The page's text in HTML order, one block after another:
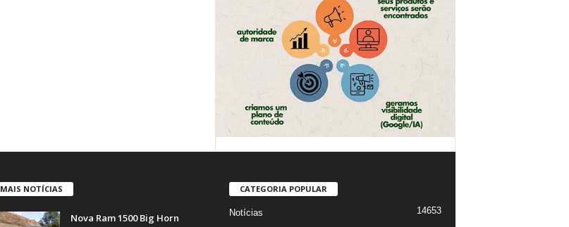
MAIS NOTÍCIAS
Nova Ram 1500 Big Horn
CATEGORIA POPULAR
Notícias
14653